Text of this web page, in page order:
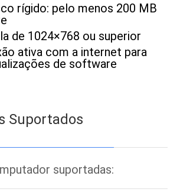
rígido: pelo menos 200 MB
de 1024×768 ou superior
ativa com a internet para
de software
Suportados
suportadas: